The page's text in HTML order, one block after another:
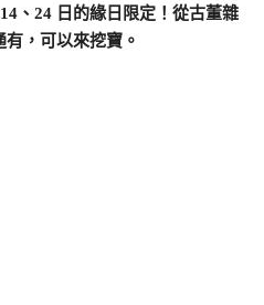
、24 日的緣日限定！從古董雜
，可以來挖寶。